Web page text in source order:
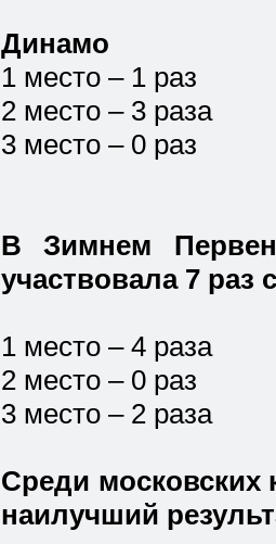
Динамо
1 место – 1 раз
2 место – 3 раза
3 место – 0 раз
В Зимнем
участвовала 7 раз
1 место – 4 раза
2 место – 0 раз
3 место – 2 раза
Среди московских
наилучший